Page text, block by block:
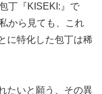
丁『KISEKI:』で
から見ても、これ
に特化した包丁は稀
たいと願う、その異